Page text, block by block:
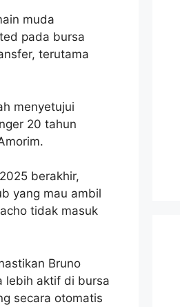
muda
pada bursa
terutama
menyetujui
20 tahun
berakhir,
yang mau ambil
tidak masuk
Bruno
lebih aktif di bursa
secara otomatis